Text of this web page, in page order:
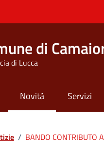
di
di Lucca
Novità Servizi
/ BANDO